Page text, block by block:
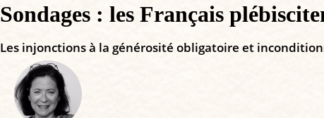
Sondages : les Français
Les injonctions à la générosité obligatoire et